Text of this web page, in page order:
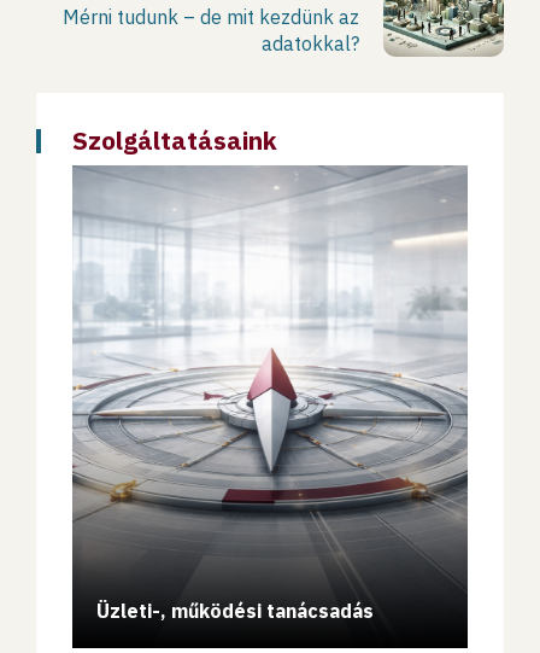
Mérni tudunk – de mit kezdünk az
adatokkal?
Szolgáltatásaink
Üzleti-, működési tanácsadás